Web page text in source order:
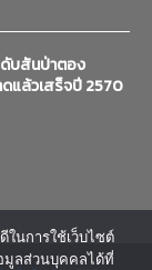
ดับสันป่าตอง
แล้วเสร็จปี 2570
นการใช้เว็บไซต์
มูลส่วนบุคคลได้ที่